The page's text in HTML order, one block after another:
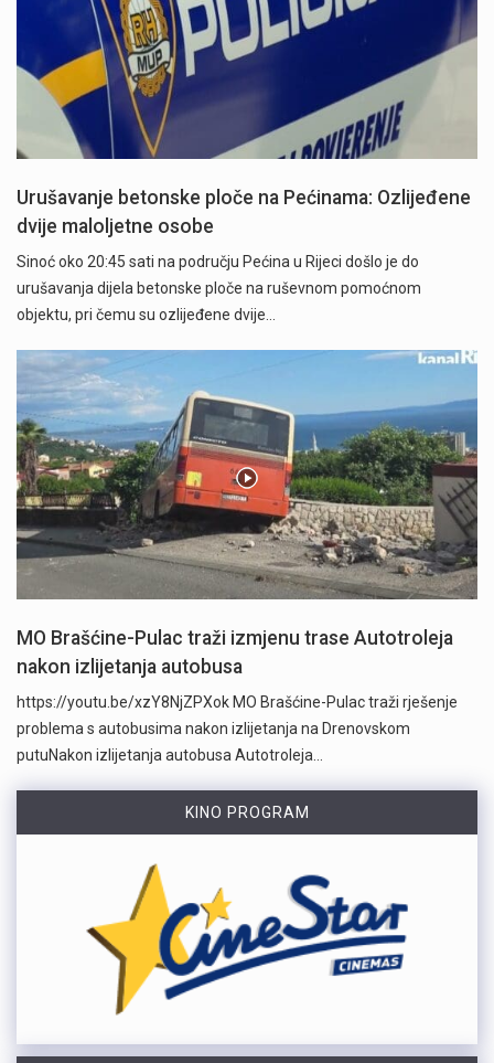
Urušavanje betonske ploče na Pećinama: Ozlijeđene
dvije maloljetne osobe
Sinoć oko 20:45 sati na području Pećina u Rijeci došlo je do
urušavanja dijela betonske ploče na ruševnom pomoćnom
objektu, pri čemu su ozlijeđene dvije…
MO Brašćine-Pulac traži izmjenu trase Autotroleja
nakon izlijetanja autobusa
https://youtu.be/xzY8NjZPXok MO Brašćine-Pulac traži rješenje
problema s autobusima nakon izlijetanja na Drenovskom
putuNakon izlijetanja autobusa Autotroleja…
KINO PROGRAM